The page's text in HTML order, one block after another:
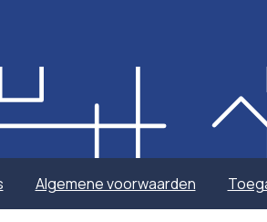
Algemene voorwaarden